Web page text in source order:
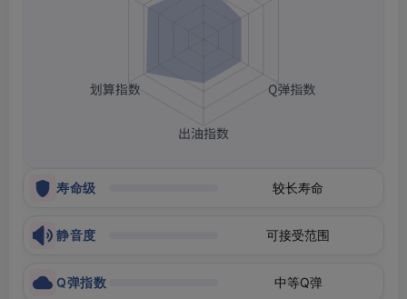
寿命级 较长寿命
静音度 可接受范围
Q弹指数 中等Q弹